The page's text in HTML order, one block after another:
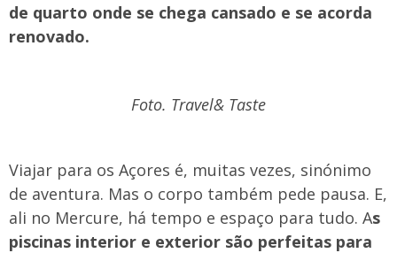
de quarto onde se chega cansado e se acorda
renovado.
Foto. Travel& Taste
Viajar para os Açores é, muitas vezes, sinónimo
de aventura. Mas o corpo também pede pausa. E,
ali no Mercure, há tempo e espaço para tudo. As
piscinas interior e exterior são perfeitas para